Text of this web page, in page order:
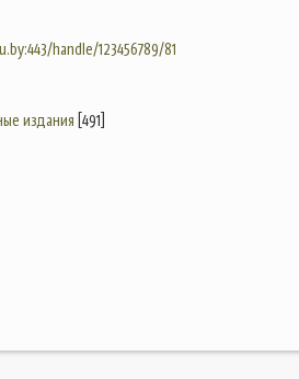
handle/123456789/81
издания [491]